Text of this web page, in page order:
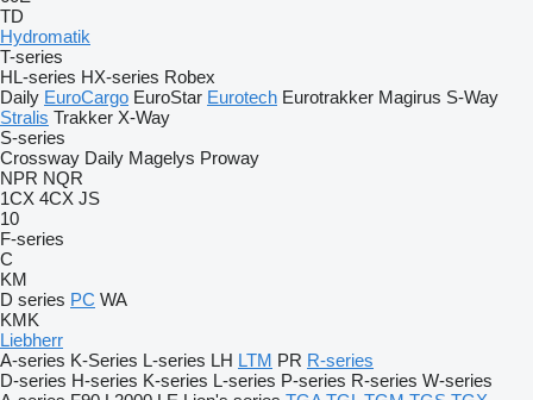
TD
Hydromatik
T-series
HL-series HX-series Robex
Daily EuroCargo EuroStar Eurotech Eurotrakker Magirus S-Way
Stralis Trakker X-Way
S-series
Crossway Daily Magelys Proway
NPR NQR
1CX 4CX JS
10
F-series
C
KM
D series PC WA
KMK
Liebherr
A-series K-Series L-series LH LTM PR R-series
D-series H-series K-series L-series P-series R-series W-series